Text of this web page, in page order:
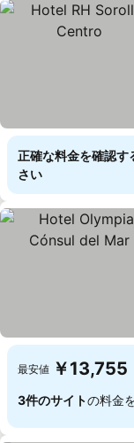
正確な料金を確認す
さい
最安値 ￥13,755
3件のサイトの料金